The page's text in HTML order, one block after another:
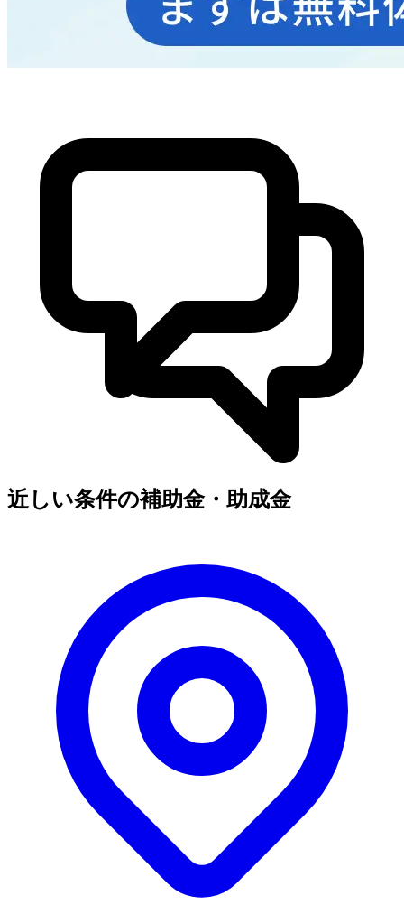
近しい条件の補助金・助成金